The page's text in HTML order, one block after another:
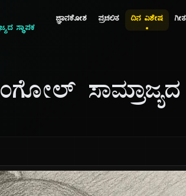
ಜ್ಞಾನಕೋಶ ಪ್ರಚಲಿತ ದಿನ ವಿಶೇಷ
ಸ್ಥಾಪಕ
ಸಾಮ್ರಾಜ್ಯದ